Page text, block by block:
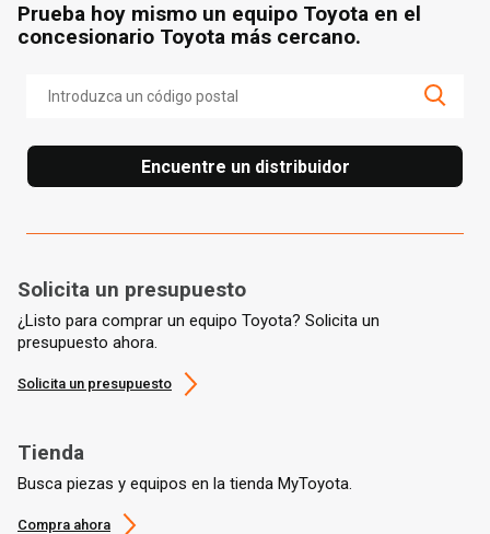
Prueba hoy mismo un equipo Toyota en el
concesionario Toyota más cercano.
Encuentre un distribuidor
Solicita un presupuesto
¿Listo para comprar un equipo Toyota? Solicita un
presupuesto ahora.
Solicita un presupuesto
Tienda
Busca piezas y equipos en la tienda MyToyota.
Compra ahora